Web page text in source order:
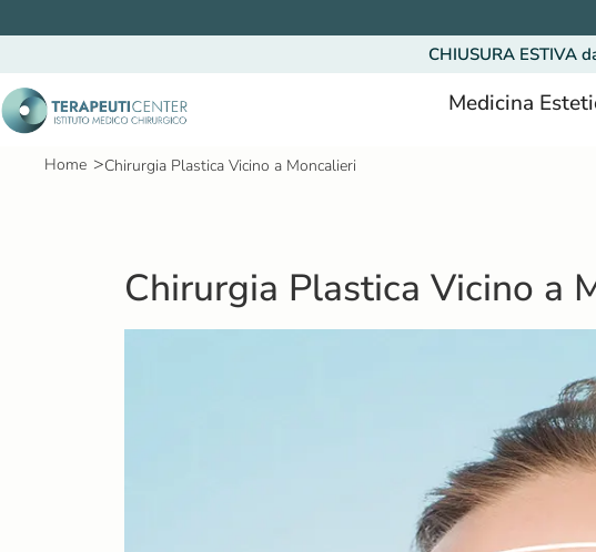
a
a
l
CHIUSURA ESTIVA
Medicina
Home >Chirurgia Plastica Vicino a Moncalieri
Chirurgia Plastica Vicino a